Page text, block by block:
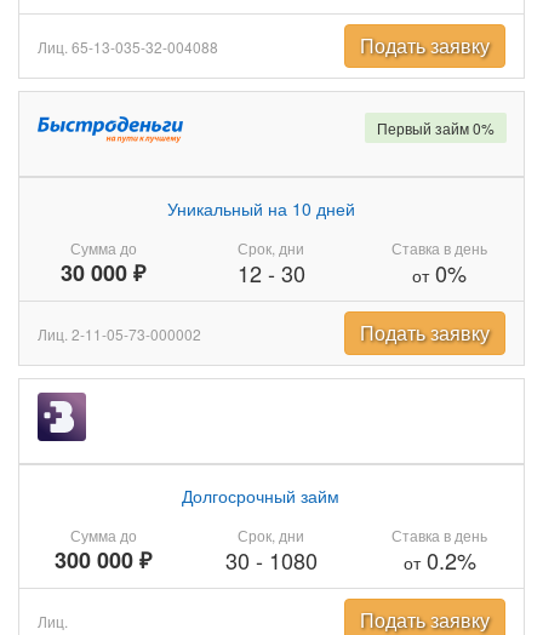
Лиц. 65-13-035-32-004088 Подать заявку
Сумма до
30 000 ₽
Уникальный на 10 дней
Срок, дни
12- 30
Ставка в день
от0%
Первый займ 0%
Лиц. 2-11-05-73-000002 Подать заявку
Сумма до
300 000 ₽
Долгосрочный займ
Срок, дни
30 - 1080
Ставка в день
от0.2%
Лиц. Подать заявку